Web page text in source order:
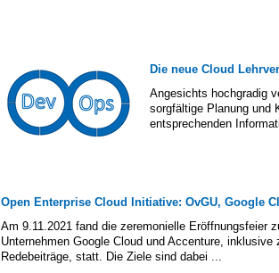
Die neue Cloud
Angesichts hochgradig
sorgfältige Planung und
entsprechenden
Open Enterprise Cloud Initiative: OvGU, Google
Am 9.11.2021 fand die zeremonielle Eröffnungsfeier
Unternehmen Google Cloud und Accenture,
Redebeiträge, statt. Die Ziele sind dabei ...